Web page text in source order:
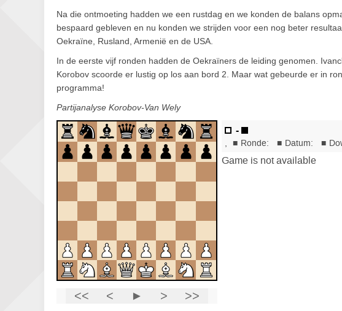
Na die ontmoeting hadden we een rustdag en we konden de balans
bespaard gebleven en nu konden we strijden voor een nog beter
Oekraïne, Rusland, Armenië en de USA.
In de eerste vijf ronden hadden de Oekraïners de leiding genomen.
Korobov scoorde er lustig op los aan bord 2. Maar wat gebeurde er in
programma!
Partijanalyse Korobov-Van Wely